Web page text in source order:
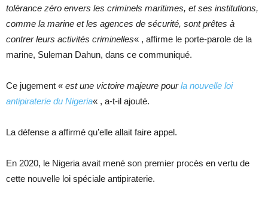
tolérance zéro envers les criminels maritimes, et ses institutions,
comme la marine et les agences de sécurité, sont prêtes à
contrer leurs activités criminelles« , affirme le porte-parole de la
marine, Suleman Dahun, dans ce communiqué.
Ce jugement « est une victoire majeure pourla nouvelle loi
antipiraterie du Nigeria« , a-t-il ajouté.
La défense a affirmé qu’elle allait faire appel.
En 2020, le Nigeria avait mené son premier procès en vertu de
cette nouvelle loi spéciale antipiraterie.